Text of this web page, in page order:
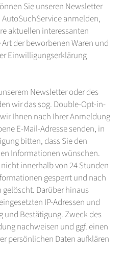
Sie unseren Newsletter
anmelden,
aktuellen interessanten
der beworbenen Waren und
Einwilligungserklärung
Newsletter oder des
wir das sog. Double-Opt-in-
Ihnen nach Ihrer Anmeldung
E-Mail-Adresse senden, in
bitten, dass Sie den
Informationen wünschen.
innerhalb von 24 Stunden
gesperrt und nach
Darüber hinaus
IP-Adressen und
Bestätigung. Zweck des
nachweisen und ggf. einen
persönlichen Daten aufklären